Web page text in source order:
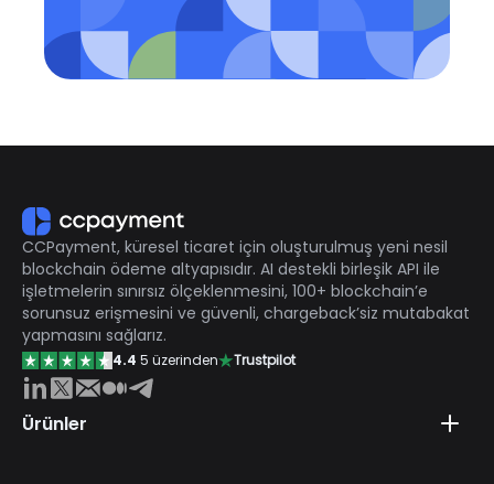
CCPayment, küresel ticaret için oluşturulmuş yeni nesil
blockchain ödeme altyapısıdır. AI destekli birleşik API ile
işletmelerin sınırsız ölçeklenmesini, 100+ blockchain’e
sorunsuz erişmesini ve güvenli, chargeback’siz mutabakat
yapmasını sağlarız.
4.4 5 üzerinden Trustpilot
Ürünler